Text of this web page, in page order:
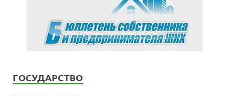
ГОСУДАРСТВО